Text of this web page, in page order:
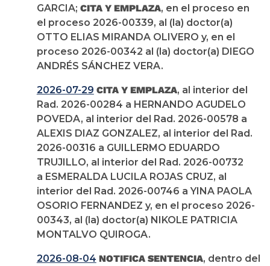
GARCIA; CITA Y EMPLAZA, en el proceso en
el proceso 2026-00339, al (la) doctor(a)
OTTO ELIAS MIRANDA OLIVERO y, en el
proceso 2026-00342 al (la) doctor(a) DIEGO
ANDRÉS SÁNCHEZ VERA.
2026-07-29 CITA Y EMPLAZA, al interior del
Rad. 2026-00284 a HERNANDO AGUDELO
POVEDA, al interior del Rad. 2026-00578 a
ALEXIS DIAZ GONZALEZ, al interior del Rad.
2026-00316 a GUILLERMO EDUARDO
TRUJILLO, al interior del Rad. 2026-00732
a ESMERALDA LUCILA ROJAS CRUZ, al
interior del Rad. 2026-00746 a YINA PAOLA
OSORIO FERNANDEZ y, en el proceso 2026-
00343, al (la) doctor(a) NIKOLE PATRICIA
MONTALVO QUIROGA.
2026-08-04 NOTIFICA SENTENCIA, dentro del